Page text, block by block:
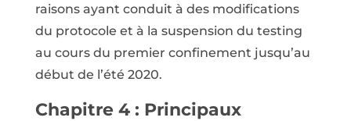
raisons ayant conduit à des modifications
du protocole et à la suspension du testing
au cours du premier confinement jusqu’au
début de l’été 2020.
Chapitre 4 : Principaux